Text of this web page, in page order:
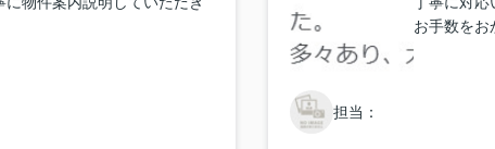
お手数をお
担当：